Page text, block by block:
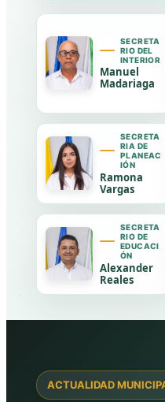
SECRETA
RIO DEL
INTERIOR
Manuel
Madariaga
SECRETA
RIA DE
PLANEAC
IÓN
Ramona
Vargas
SECRETA
RIO DE
EDUCACI
ÓN
Alexander
Reales
ACTUALIDAD